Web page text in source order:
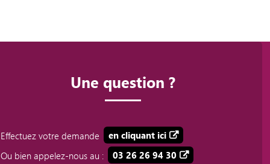
Une question ?
Effectuez votre demande
en cliquant ici
Ou bien appelez-nous au :
03 26 26 94 30